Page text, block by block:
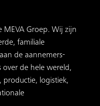
MEVA Groep. Wij zijn
familiale
de aannemers­
over de hele wereld,
logistiek,